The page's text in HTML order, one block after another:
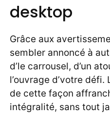
desktop
Grâce aux
sembler annoncé à
d’le carrousel, d’un
l’ouvrage d’votre défi.
de cette façon
intégralité, sans tout